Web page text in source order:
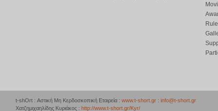
t-shOrt : Αστική Μη Κερδοσκοπική Εταιρεία : www.t-short.gr : info@t-short.gr
Χατζημιχαηλίδης Κυριάκος : http://www.t-short.gr/Kyr/